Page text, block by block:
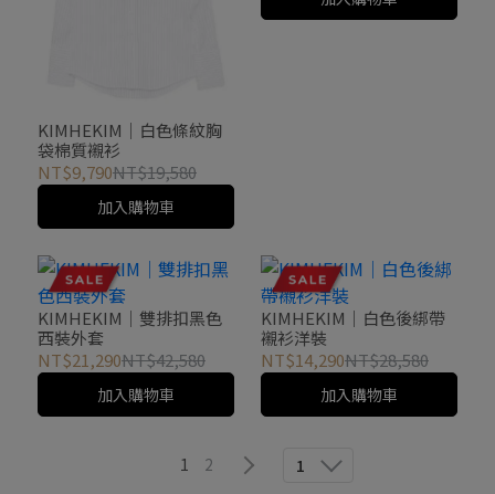
KIMHEKIM｜白色條紋胸
袋棉質襯衫
NT$9,790NT$19,580
加入購物車
KIMHEKIM｜雙排扣黑色
西裝外套
NT$21,290NT$42,580
加入購物車
KIMHEKIM｜白色後綁帶
襯衫洋裝
NT$14,290NT$28,580
加入購物車
1 2 1